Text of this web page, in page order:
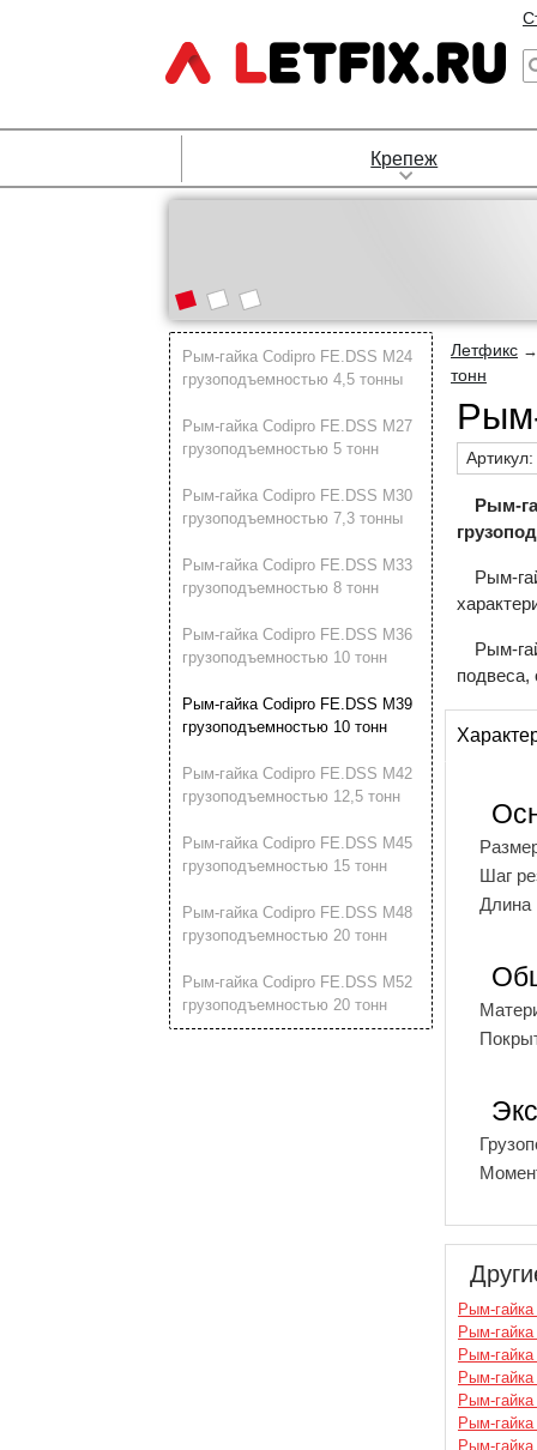
Крепеж
Рым-гайка Codipro FE.DSS М24
грузоподъемностью 4,5 тонны
Рым-гайка Codipro FE.DSS М27
грузоподъемностью 5 тонн
Рым-гайка Codipro FE.DSS М30
грузоподъемностью 7,3 тонны
Рым-гайка Codipro FE.DSS М33
грузоподъемностью 8 тонн
Рым-гайка Codipro FE.DSS М36
грузоподъемностью 10 тонн
Рым-гайка Codipro FE.DSS М39
грузоподъемностью 10 тонн
Рым-гайка Codipro FE.DSS М42
грузоподъемностью 12,5 тонн
Рым-гайка Codipro FE.DSS М45
грузоподъемностью 15 тонн
Рым-гайка Codipro FE.DSS М48
грузоподъемностью 20 тонн
Рым-гайка Codipro FE.DSS М52
грузоподъемностью 20 тонн
Летфикс
тонн
Артикул:
Рым-
Рым-
Рым-
подвеса,
Шаг
Длина
Рым-
Рым-
Рым-
Рым-
Рым-
Рым-
Рым-